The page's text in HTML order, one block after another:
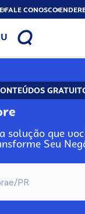
FALE CONOSCO
solução que
Seu